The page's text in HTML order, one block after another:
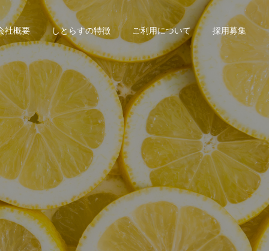
社概要 しとらすの特徴 ご利用について 採用募集